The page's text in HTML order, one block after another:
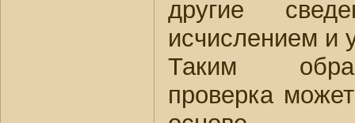
другие
исчислением и
Таким
проверка